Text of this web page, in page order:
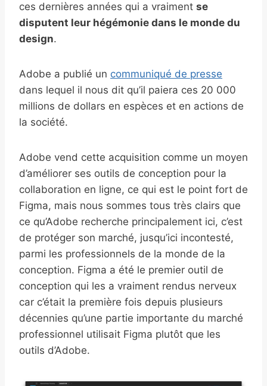
ces dernières années qui a vraiment se
disputent leur hégémonie dans le monde du
design.
Adobe a publié un communiqué de presse
dans lequel il nous dit qu’il paiera ces 20 000
millions de dollars en espèces et en actions de
la société.
Adobe vend cette acquisition comme un moyen
d’améliorer ses outils de conception pour la
collaboration en ligne, ce qui est le point fort de
Figma, mais nous sommes tous très clairs que
ce qu’Adobe recherche principalement ici, c’est
de protéger son marché, jusqu’ici incontesté,
parmi les professionnels de la monde de la
conception. Figma a été le premier outil de
conception qui les a vraiment rendus nerveux
car c’était la première fois depuis plusieurs
décennies qu’une partie importante du marché
professionnel utilisait Figma plutôt que les
outils d’Adobe.